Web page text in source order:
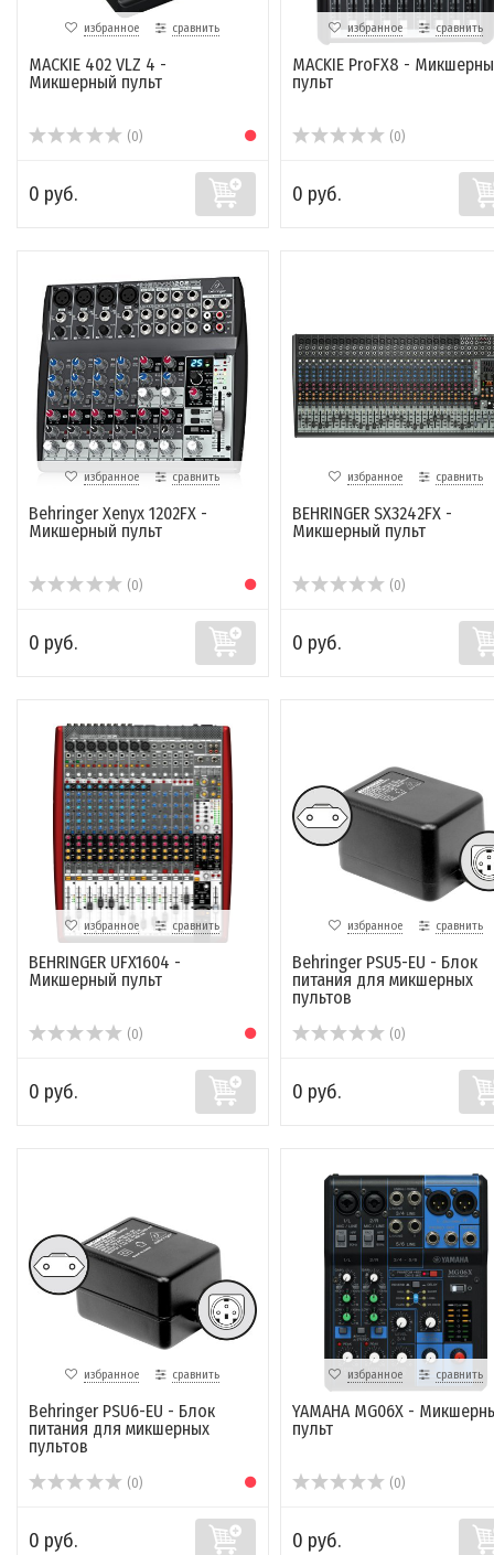
избранное сравнить
MACKIE 402 VLZ 4 -
Микшерный пульт
(0)
0 руб.
избранное сравнить
MACKIE ProFX8 -
пульт
(0)
0 руб.
избранное сравнить
Behringer Xenyx 1202FX -
Микшерный пульт
(0)
0 руб.
избранное сравнить
BEHRINGER SX3242FX -
Микшерный пульт
(0)
0 руб.
избранное сравнить
BEHRINGER UFX1604 -
Микшерный пульт
(0)
0 руб.
избранное сравнить
Behringer PSU5-EU - Блок
питания для микшерных
пультов
(0)
0 руб.
избранное сравнить
Behringer PSU6-EU - Блок
питания для микшерных
пультов
(0)
0 руб.
избранное сравнить
YAMAHA MG06X -
пульт
(0)
0 руб.